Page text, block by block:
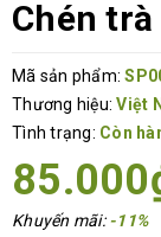
Chén
Mã sản phẩm:
Thương hiệu: Việt
Tình trạng: Còn
Khuyến mãi:-11%